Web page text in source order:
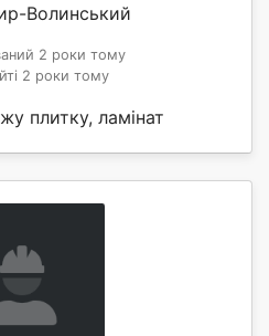
Волинський
2 роки тому
2 роки тому
плитку, ламінат